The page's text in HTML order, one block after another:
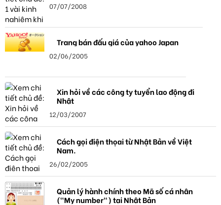
07/07/2008
Trang bán đấu giá của yahoo Japan
02/06/2005
Xin hỏi về các công ty tuyển lao động đi
Nhật
12/03/2007
Cách gọi điện thọai từ Nhật Bản về Việt
Nam.
26/02/2005
Quản lý hành chính theo Mã số cá nhân
("My number") tại Nhật Bản